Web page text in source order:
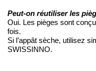
Peut-on réutiliser les
Oui. Les pièges sont
fois.
Si l’appât sèche, utilisez
SWISSINNO.